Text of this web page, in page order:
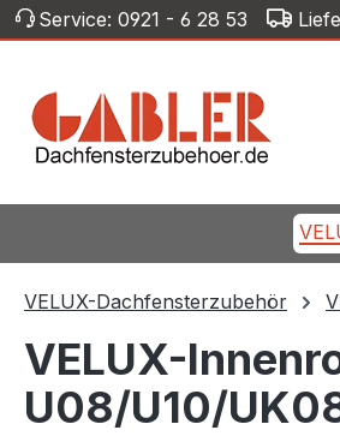
Hauptinhalt springen
Zur Suche springen
Zur Hauptnavigation springen
Service: 0921 - 6 28 53
VELUX-Dachfensterzubehör
VELUX-
U08/U10/